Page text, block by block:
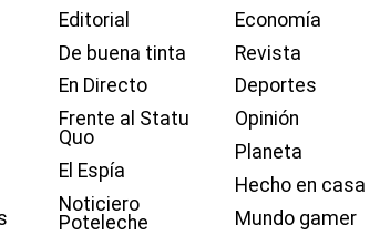
Editorial
De buena tinta
En Directo
Frente al Statu
Quo
El Espía
Noticiero
Poteleche
Economía
Revista
Deportes
Opinión
Planeta
Hecho en casa
Mundo gamer